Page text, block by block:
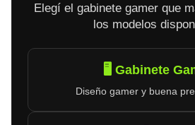
Elegí el gabinete gamer que
los modelos
🖥️ Gabinete
Diseño gamer y buena